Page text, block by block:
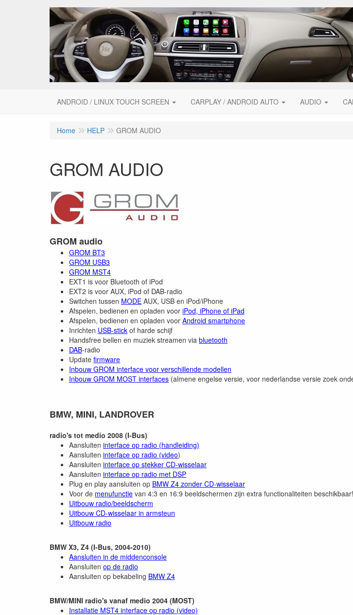
ANDROID / LINUX TOUCH SCREEN CARPLAY / ANDROID AUTO AUDIO
Home HELP GROM AUDIO
GROM AUDIO
GROM audio
GROM BT3
GROM USB3
GROM MST4
EXT1 is voor Bluetooth of iPod
EXT2 is voor AUX, iPod of DAB-radio
Switchen tussen MODE AUX, USB en iPod/iPhone
Afspelen, bedienen en opladen voor iPod, iPhone of iPad
Afspelen, bedienen en opladen voor Android smartphone
Inrichten USB-stick of harde schijf
Handsfree bellen en muziek streamen via bluetooth
DAB-radio
Update firmware
Inbouw GROM interface voor verschillende modellen
Inbouw GROM MOST interfaces (almene engelse versie, voor nederlandse versie zoek
BMW, MINI, LANDROVER
radio's tot medio 2008 (I-Bus)
Aansluiten interface op radio (handleiding)
Aansluiten interface op radio (video)
Aansluiten interface op stekker CD-wisselaar
Aansluiten interface op radio met DSP
Plug en play aansluiten op BMW Z4 zonder CD-wisselaar
Voor de menufunctie van 4:3 en 16:9 beeldschermen zijn extra functionaliteiten beschikbaar!
Uitbouw radio/beeldscherm
Uitbouw CD-wisselaar in armsteun
Uitbouw radio
BMW X3, Z4 (I-Bus, 2004-2010)
Aansluiten in de middenconsole
Aansluiten op de radio
Aansluiten op bekabeling BMW Z4
BMW/MINI radio's vanaf medio 2004 (MOST)
Installatie MST4 interface op radio (video)